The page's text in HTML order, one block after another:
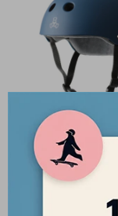
Casco Triple Eight
Certificate Azul
2.882